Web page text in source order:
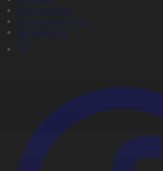
Телехикаялар
Мультсериалдар
Видеоархив